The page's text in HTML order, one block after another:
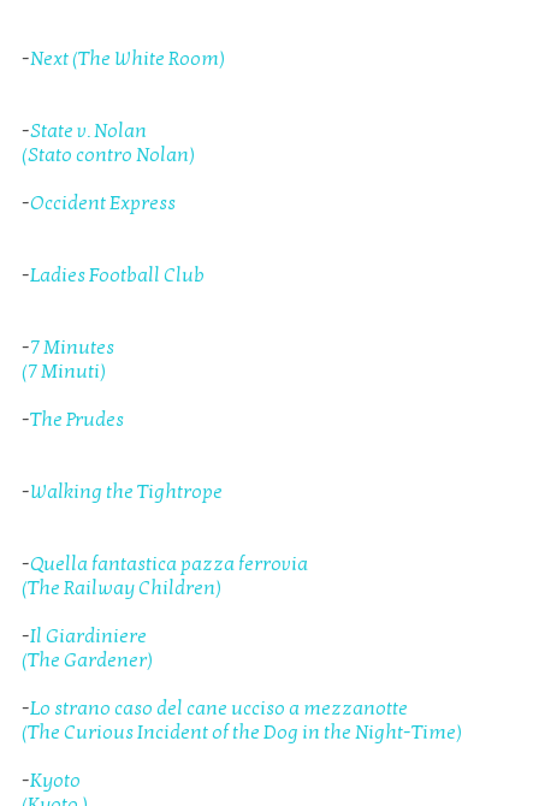
-Next (The White Room)
-State v. Nolan
(Stato contro Nolan)
-Occident Express
-Ladies Football Club
-7 Minutes
(7 Minuti)
-The Prudes
-Walking the Tightrope
-Quella fantastica pazza ferrovia
(The Railway Children)
-Il Giardiniere
(The Gardener)
-Lo strano caso del cane ucciso a mezzanotte
(The Curious Incident of the Dog in the Night-Time)
-Kyoto